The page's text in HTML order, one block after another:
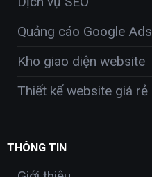
Quảng cáo Google Ads
Kho giao diện website
Thiết kế website giá rẻ
THÔNG TIN